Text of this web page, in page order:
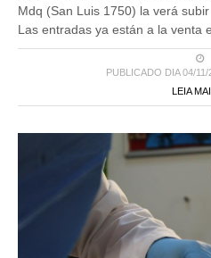
Mdq (San Luis 1750) la verá
Las entradas ya están a la venta
PUBLICADO DIA 04/
LEIA